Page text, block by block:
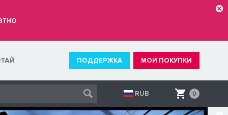
ПОДДЕРЖКА МОИ ПОКУПКИ
RUB 0